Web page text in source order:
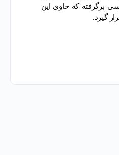
برگرفته که حاوی این
گیرد.